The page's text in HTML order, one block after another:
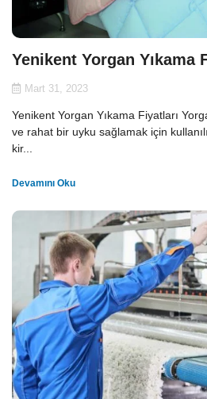
Yenikent Yorgan Yıkama
Mart 31, 2023
Yenikent Yorgan Yıkama Fiyatları
ve rahat bir uyku sağlamak için
kir...
Devamını Oku